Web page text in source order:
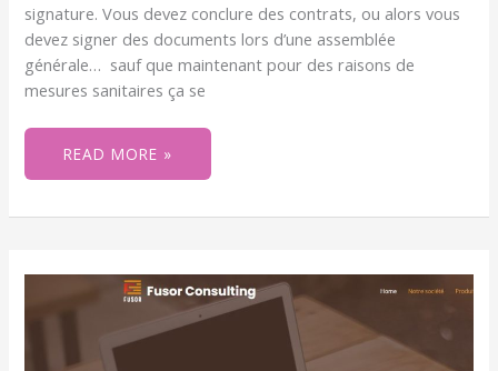
signature. Vous devez conclure des contrats, ou alors vous
devez signer des documents lors d’une assemblée
générale… sauf que maintenant pour des raisons de
mesures sanitaires ça se
READ MORE »